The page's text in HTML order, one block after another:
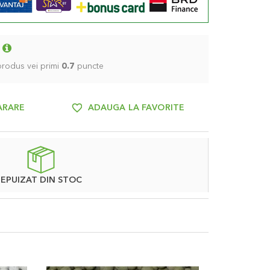
vei primi 0.7 puncte
ADAUGA LA FAVORITE
EPUIZAT DIN STOC